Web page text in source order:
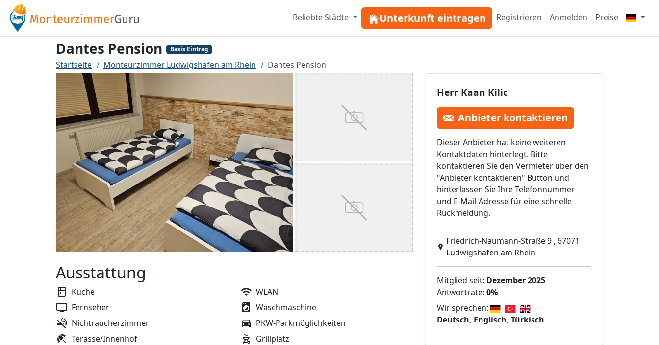
Beliebte Städte Unterkunft eintragen Registrieren Anmelden Preise
Dantes Pension Basis Eintrag
Startseite Monteurzimmer Ludwigshafen am Rhein Dantes Pension
Herr Kaan Kilic
Anbieter kontaktieren
Dieser Anbieter hat keine weiteren
Kontaktdaten hinterlegt. Bitte
kontaktieren Sie den Vermieter über den
"Anbieter kontaktieren" Button und
hinterlassen Sie Ihre Telefonnummer
und E-Mail-Adresse für eine schnelle
Rückmeldung.
Friedrich-Naumann-Straße 9 , 67071
Ludwigshafen am Rhein
Mitglied seit: Dezember 2025
Antwortrate: 0%
Wir sprechen:
Deutsch, Englisch, Türkisch
Ausstattung
Küche
WLAN
Fernseher
Waschmaschine
Nichtraucherzimmer
PKW-Parkmöglichkeiten
Terasse/Innenhof
Grillplatz